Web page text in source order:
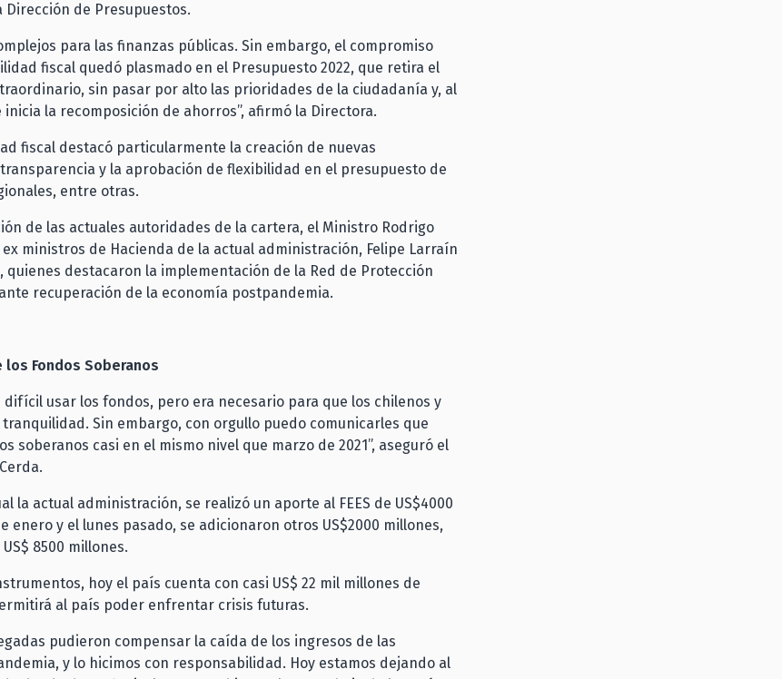
de Presupuestos.
para las finanzas públicas. Sin embargo, el compromiso
fiscal quedó plasmado en el Presupuesto 2022, que retira el
sin pasar por alto las prioridades de la ciudadanía y, al
inicia la recomposición de ahorros”, afirmó la Directora.
fiscal destacó particularmente la creación de nuevas
y la aprobación de flexibilidad en el presupuesto de
entre otras.
de las actuales autoridades de la cartera, el Ministro Rodrigo
ministros de Hacienda de la actual administración, Felipe Larraín
quienes destacaron la implementación de la Red de Protección
recuperación de la economía postpandemia.
los Fondos Soberanos
difícil usar los fondos, pero era necesario para que los chilenos y
Sin embargo, con orgullo puedo comunicarles que
soberanos casi en el mismo nivel que marzo de 2021”, aseguró el
la actual administración, se realizó un aporte al FEES de US$4000
enero y el lunes pasado, se adicionaron otros US$2000 millones,
8500 millones.
hoy el país cuenta con casi US$ 22 mil millones de
al país poder enfrentar crisis futuras.
pudieron compensar la caída de los ingresos de las
y lo hicimos con responsabilidad. Hoy estamos dejando al